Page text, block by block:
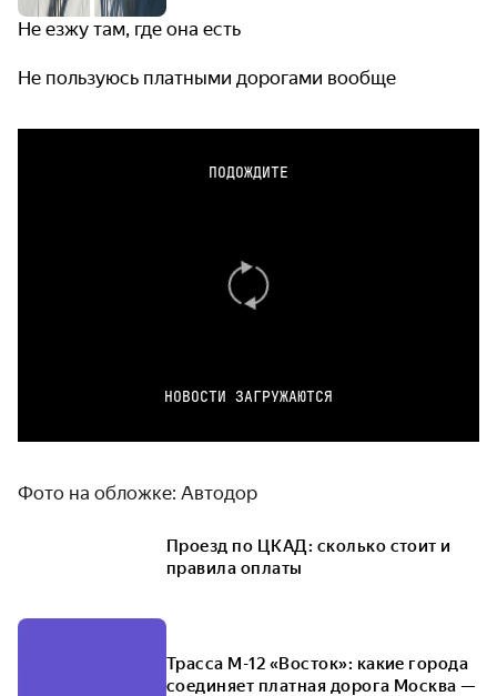
Не езжу там, где она есть
Не пользуюсь платными дорогами вообще
ПОДОЖДИТЕ
НОВОСТИ ЗАГРУЖАЮТСЯ
Фото на обложке: Автодор
Проезд по ЦКАД: сколько стоит и
правила оплаты
Трасса М-12 «Восток»: какие города
соединяет платная дорога Москва —